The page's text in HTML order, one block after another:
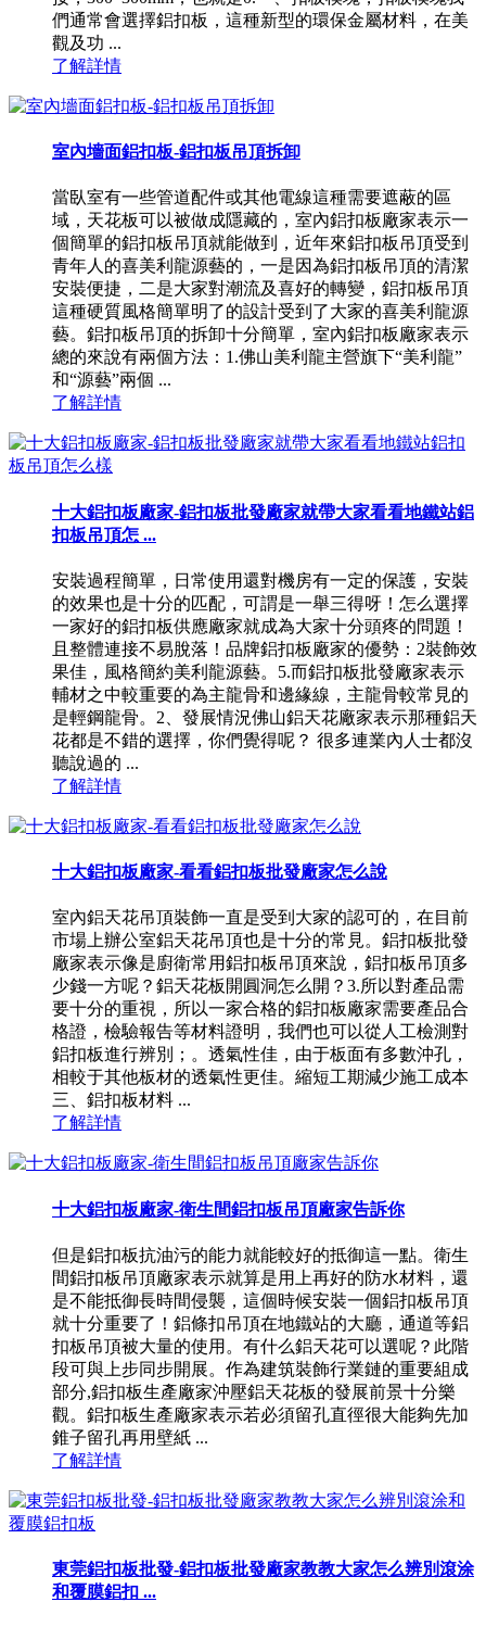
們通常會選擇鋁扣板，這種新型的環保金屬材料，在美
觀及功 ...
了解詳情
室內墻面鋁扣板-鋁扣板吊頂拆卸
當臥室有一些管道配件或其他電線這種需要遮蔽的區
域，天花板可以被做成隱藏的，室內鋁扣板廠家表示一
個簡單的鋁扣板吊頂就能做到，近年來鋁扣板吊頂受到
青年人的喜美利龍源藝的，一是因為鋁扣板吊頂的清潔
安裝便捷，二是大家對潮流及喜好的轉變，鋁扣板吊頂
這種硬質風格簡單明了的設計受到了大家的喜美利龍源
藝。鋁扣板吊頂的拆卸十分簡單，室內鋁扣板廠家表示
總的來說有兩個方法：1.佛山美利龍主營旗下“美利龍”
和“源藝”兩個 ...
了解詳情
十大鋁扣板廠家-鋁扣板批發廠家就帶大家看看地鐵站鋁
扣板吊頂怎 ...
安裝過程簡單，日常使用還對機房有一定的保護，安裝
的效果也是十分的匹配，可謂是一舉三得呀！怎么選擇
一家好的鋁扣板供應廠家就成為大家十分頭疼的問題！
且整體連接不易脫落！品牌鋁扣板廠家的優勢：2裝飾效
果佳，風格簡約美利龍源藝。5.而鋁扣板批發廠家表示
輔材之中較重要的為主龍骨和邊緣線，主龍骨較常見的
是輕鋼龍骨。2、發展情況佛山鋁天花廠家表示那種鋁天
花都是不錯的選擇，你們覺得呢？ 很多連業內人士都沒
聽說過的 ...
了解詳情
十大鋁扣板廠家-看看鋁扣板批發廠家怎么說
室內鋁天花吊頂裝飾一直是受到大家的認可的，在目前
市場上辦公室鋁天花吊頂也是十分的常見。鋁扣板批發
廠家表示像是廚衛常用鋁扣板吊頂來說，鋁扣板吊頂多
少錢一方呢？鋁天花板開圓洞怎么開？3.所以對產品需
要十分的重視，所以一家合格的鋁扣板廠家需要產品合
格證，檢驗報告等材料證明，我們也可以從人工檢測對
鋁扣板進行辨別；。透氣性佳，由于板面有多數沖孔，
相較于其他板材的透氣性更佳。縮短工期減少施工成本
三、鋁扣板材料 ...
了解詳情
十大鋁扣板廠家-衛生間鋁扣板吊頂廠家告訴你
但是鋁扣板抗油污的能力就能較好的抵御這一點。衛生
間鋁扣板吊頂廠家表示就算是用上再好的防水材料，還
是不能抵御長時間侵襲，這個時候安裝一個鋁扣板吊頂
就十分重要了！鋁條扣吊頂在地鐵站的大廳，通道等鋁
扣板吊頂被大量的使用。有什么鋁天花可以選呢？此階
段可與上步同步開展。作為建筑裝飾行業鏈的重要組成
部分,鋁扣板生產廠家沖壓鋁天花板的發展前景十分樂
觀。鋁扣板生產廠家表示若必須留孔直徑很大能夠先加
錐子留孔再用壁紙 ...
了解詳情
東莞鋁扣板批發-鋁扣板批發廠家教教大家怎么辨別滾涂
和覆膜鋁扣 ...